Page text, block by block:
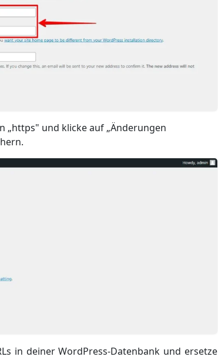
„https" und klicke auf „Änderungen
in deiner WordPress-Datenbank und ersetze